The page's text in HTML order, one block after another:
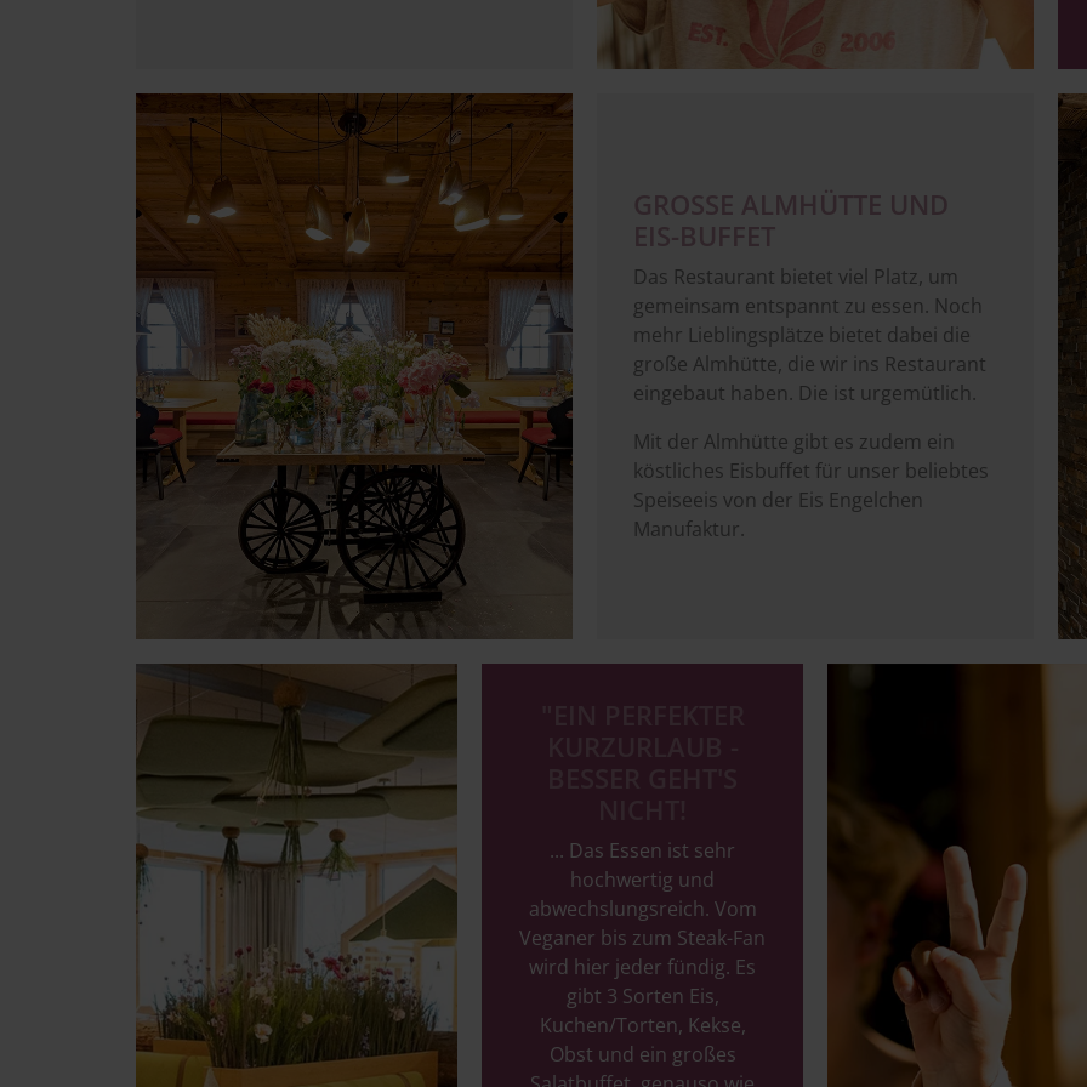
Image
GROSSE ALMHÜTTE UND E
IS-BUFFET
Das Restaurant bietet viel Platz, um
gemeinsam entspannt zu essen. Noch
mehr Lieblingsplätze bietet dabei die
große Almhütte, die wir ins Restaurant
eingebaut haben. Die ist urgemütlich.
Mit der Almhütte gibt es zudem ein
köstliches Eisbuffet für unser beliebtes
Speiseeis von der Eis Engelchen
Manufaktur.
... Das Essen ist sehr
hochwertig und
abwechslungsreich. Vom
Veganer bis zum Steak-Fan
wird hier jeder fündig. Es
gibt 3 Sorten Eis,
Kuchen/Torten, Kekse,
Obst und ein großes